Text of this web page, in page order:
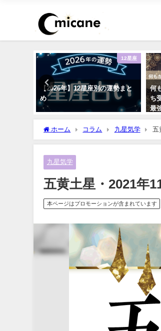
12星座
【2026年】12星座別の運勢まと
め
何
ち
最
ホーム コラム 九星気学 五
九星気学
五黄土星・2021年
本ページはプロモーションが含まれています